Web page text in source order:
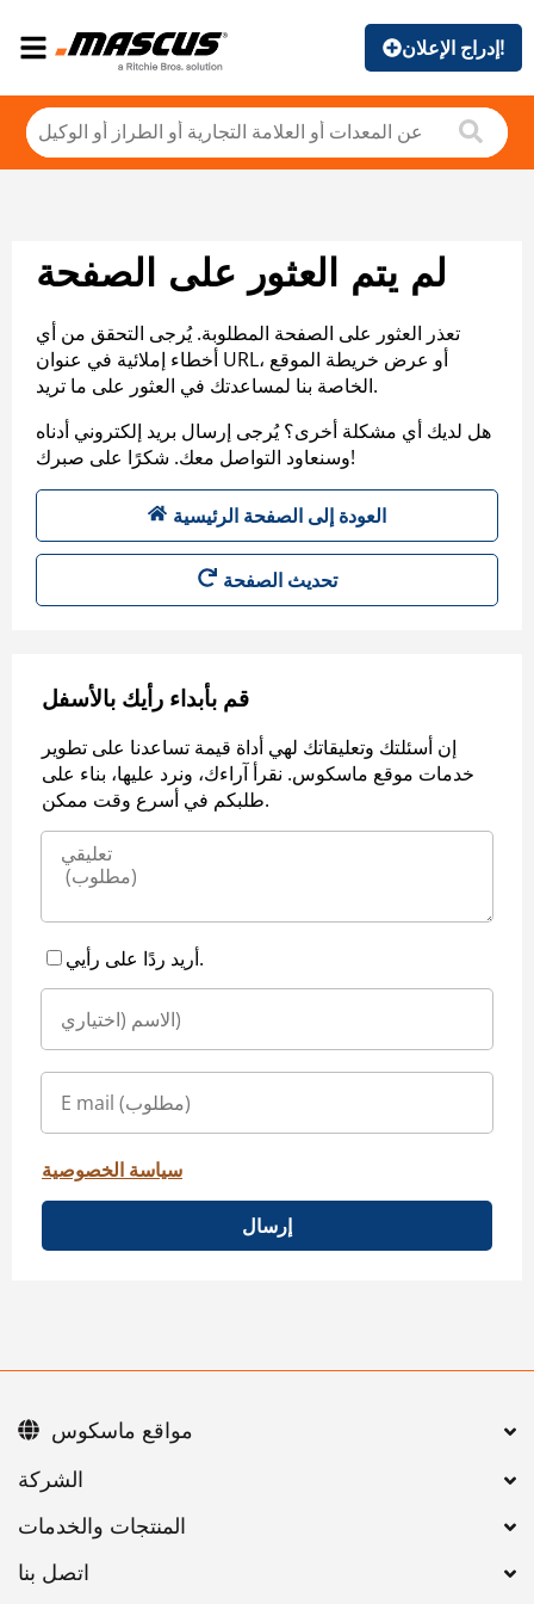
إدراج الإعلان!
لم يتم العثور على الصفحة
تعذر العثور على الصفحة المطلوبة. يُرجى التحقق من أي
أخطاء إملائية في عنوان URL، أو عرض خريطة الموقع
الخاصة بنا لمساعدتك في العثور على ما تريد.
هل لديك أي مشكلة أخرى؟ يُرجى إرسال بريد إلكتروني أدناه
وسنعاود التواصل معك. شكرًا على صبرك!
العودة إلى الصفحة الرئيسية
تحديث الصفحة
قم بأبداء رأيك بالأسفل
إن أسئلتك وتعليقاتك لهي أداة قيمة تساعدنا على تطوير
خدمات موقع ماسكوس. نقرأ آراءك، ونرد عليها، بناء على
طلبكم في أسرع وقت ممكن.
أريد ردًا على رأيي.
سياسة الخصوصية
إرسال
اتصل بنا
مواقع ماسكوس